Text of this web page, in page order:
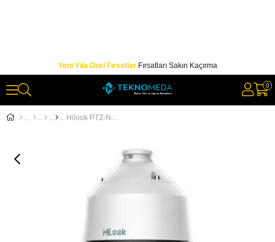
Yeni Yıla Özel FırsatlarFırsatları Sakın Kaçırma
0
Hilook PTZ-N4215I-DE 2MP PTZ IP Speed Dome Kamera PTZ